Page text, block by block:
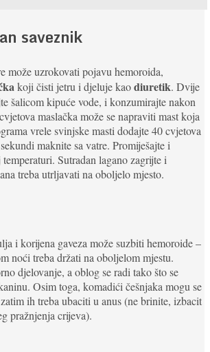
saveznik
može uzrokovati pojavu hemoroida,
koji čisti jetru i djeluje kaodiuretik. Dvije
šalicom kipuće vode, i konzumirajte nakon
maslačka može se napraviti mast koja
vrele svinjske masti dodajte 40 cvjetova
maknite sa vatre. Promiješajte i
Sutradan lagano zagrijte i
treba utrljavati na oboljelo mjesto.
i korijena gaveza može suzbiti hemoroide –
noći treba držati na oboljelom mjestu.
djelovanje, a oblog se radi tako što se
Osim toga, komadići češnjaka mogu se
ih treba ubaciti u anus (ne brinite, izbacit
pražnjenja crijeva).